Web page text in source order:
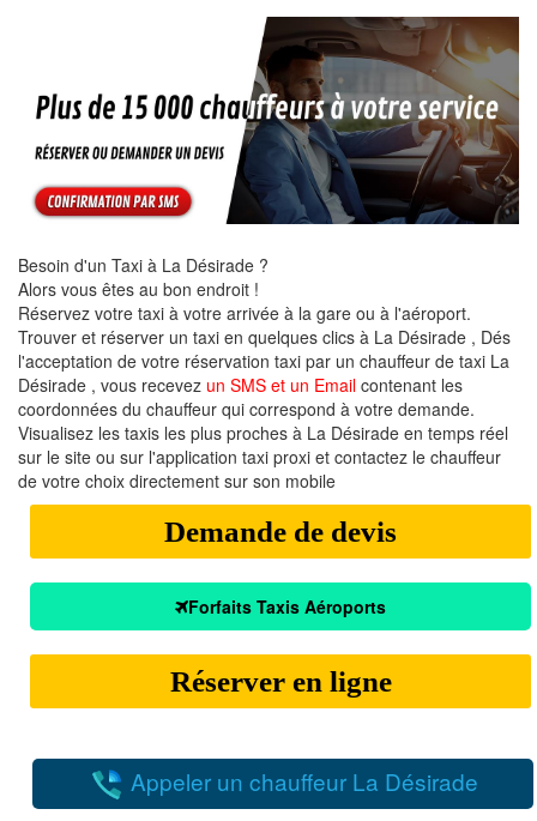
Besoin d'un Taxi à La Désirade ?
Alors vous êtes au bon endroit !
Réservez votre taxi à votre arrivée à la gare ou à l'aéroport.
Trouver et réserver un taxi en quelques clics à La Désirade , Dés
l'acceptation de votre réservation taxi par un chauffeur de taxi La
Désirade , vous recevez un SMS et un Email contenant les
coordonnées du chauffeur qui correspond à votre demande.
Visualisez les taxis les plus proches à La Désirade en temps réel
sur le site ou sur l'application taxi proxi et contactez le chauffeur
de votre choix directement sur son mobile
Demande de devis
Forfaits Taxis Aéroports
Réserver en ligne
Appeler un chauffeur La Désirade